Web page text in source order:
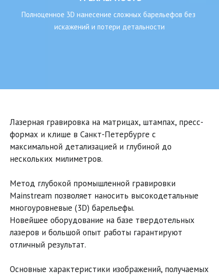
Полноценное 3D нанесение сложных барельефов без
искажений и потери детальности
Лазерная гравировка на матрицах, штампах, пресс-
формах и клише в Санкт-Петербурге с
максимальной детализацией и глубиной до
нескольких милиметров.
Метод глубокой промышленной гравировки
Mainstream позволяет наносить высокодетальные
многоуровневые (3D) барельефы.
Новейшее оборудование на базе твердотельных
лазеров и большой опыт работы гарантируют
отличный результат.
Основные характеристики изображений, получаемых